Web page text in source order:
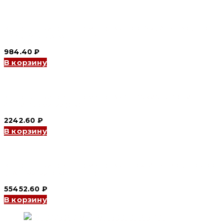
984.40₽
В корзину
2242.60 ₽
В корзину
55452.60 ₽
В корзину